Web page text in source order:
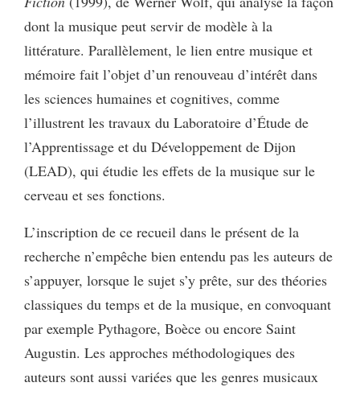
dont la musique peut servir de modèle à la
littérature. Parallèlement, le lien entre musique et
mémoire fait l’objet d’un renouveau d’intérêt dans
les sciences humaines et cognitives, comme
l’illustrent les travaux du Laboratoire d’Étude de
l’Apprentissage et du Développement de Dijon
(LEAD), qui étudie les effets de la musique sur le
cerveau et ses fonctions.
L’inscription de ce recueil dans le présent de la
recherche n’empêche bien entendu pas les auteurs de
s’appuyer, lorsque le sujet s’y prête, sur des théories
classiques du temps et de la musique, en convoquant
par exemple Pythagore, Boèce ou encore Saint
Augustin. Les approches méthodologiques des
auteurs sont aussi variées que les genres musicaux